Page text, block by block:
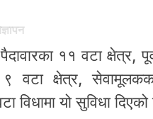
११ वटा क्षेत्र,
९ वटा क्षेत्र,
यो सुविधा